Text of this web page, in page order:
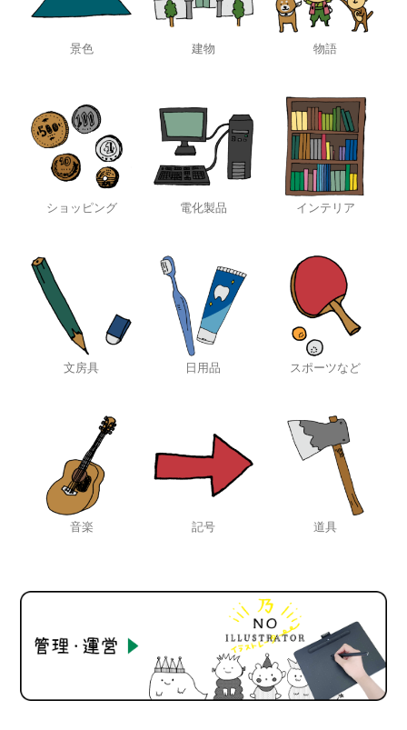
景色 建物 物語
ショッピング 電化製品 インテリア
文房具 日用品 スポーツなど
音楽 記号 道具